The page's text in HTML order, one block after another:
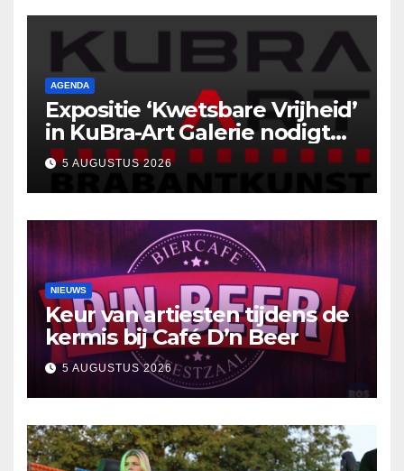
AGENDA
Expositie ‘Kwetsbare Vrijheid’
in KuBra-Art Galerie nodigt
uit tot ontmoeting en
reflectie
5 AUGUSTUS 2026
NIEUWS
Keur van artiesten tijdens de
kermis bij Café D’n Beer
5 AUGUSTUS 2026